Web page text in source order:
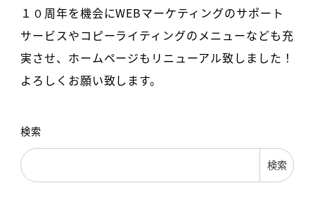
１０周年を機会にWEBマーケティングのサポート
サービスやコピーライティングのメニューなども充
実させ、ホームページもリニューアル致しました！
よろしくお願い致します。
検索
検索